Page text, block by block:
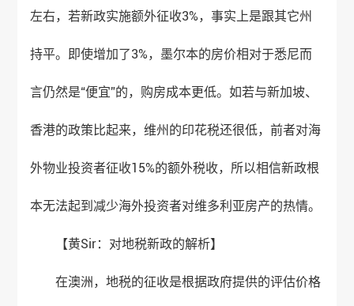
左右，若新政实施额外征收3%，事实上是跟其它州
持平。即使增加了3%，墨尔本的房价相对于悉尼而
言仍然是“便宜”的，购房成本更低。如若与新加坡、
香港的政策比起来，维州的印花税还很低，前者对海
外物业投资者征收15%的额外税收，所以相信新政根
本无法起到减少海外投资者对维多利亚房产的热情。
【黄Sir：对地税新政的解析】
在澳洲，地税的征收是根据政府提供的评估价格